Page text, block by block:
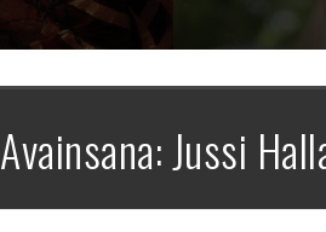
Avainsana: Jussi